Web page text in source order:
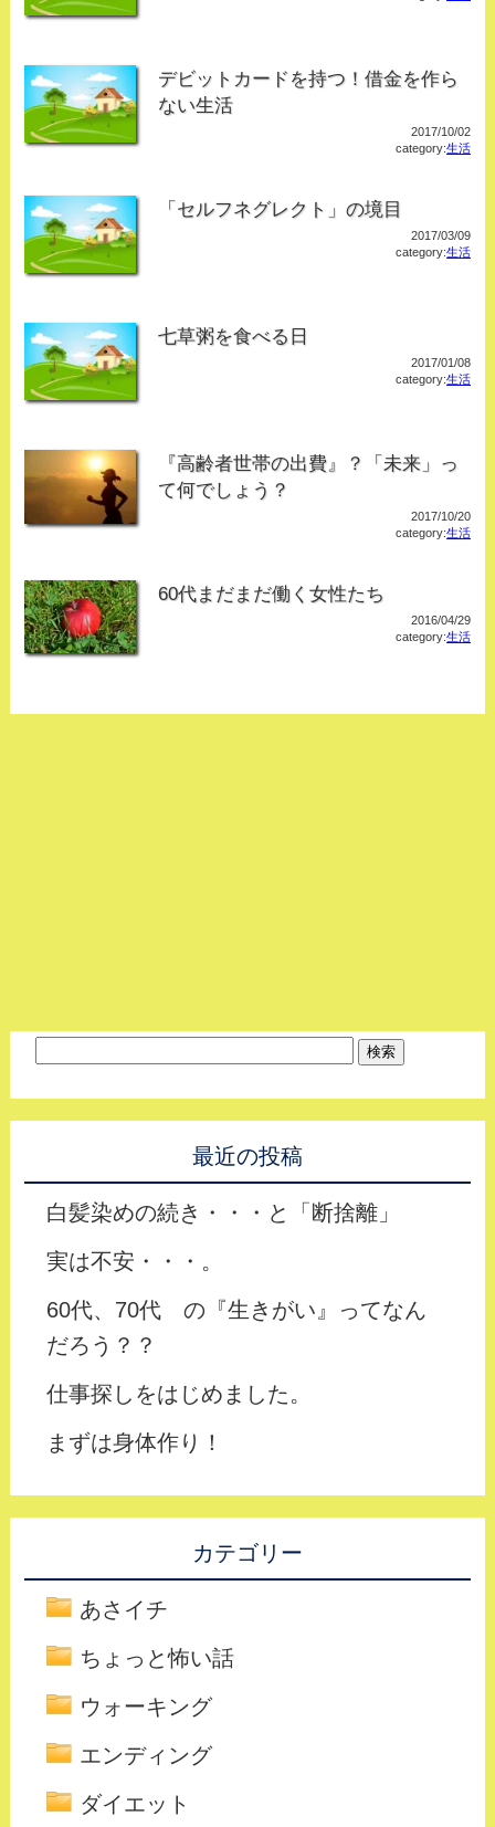
デビットカードを持つ！借金を作ら
ない生活
2017/10/02
category:生活
「セルフネグレクト」の境目
2017/03/09
category:生活
七草粥を食べる日
2017/01/08
category:生活
『高齢者世帯の出費』？「未来」っ
て何でしょう？
2017/10/20
category:生活
60代まだまだ働く女性たち
2016/04/29
category:生活
最近の投稿
白髪染めの続き・・・と「断捨離」
実は不安・・・。
60代、70代 の『生きがい』ってなん
だろう？？
仕事探しをはじめました。
まずは身体作り！
カテゴリー
あさイチ
ちょっと怖い話
ウォーキング
エンディング
ダイエット